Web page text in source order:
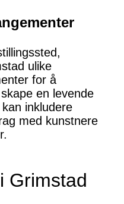
ulike
for å
en levende
inkludere
med kunstnere
Grimstad